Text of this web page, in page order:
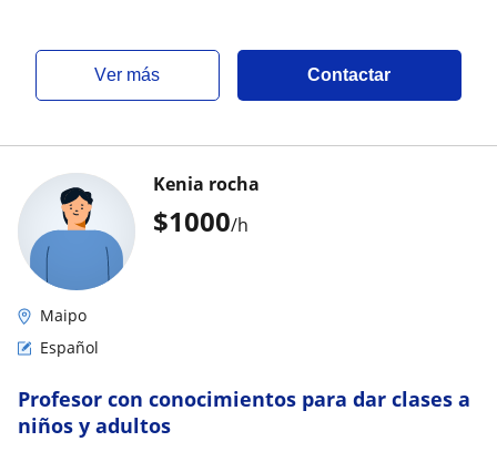
ver más Contactar
$1000/h
Kenia rocha
Maipo
Español
Profesor con conocimientos para dar clases a
niños y adultos